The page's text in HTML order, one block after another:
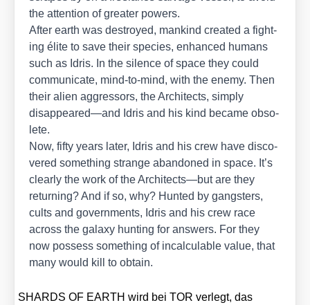
the atten­ti­on of grea­ter powers.
After earth was des­troy­ed, man­kind crea­ted a fight­
ing éli­te to save their spe­ci­es, enhan­ced humans
such as Idris. In the silence of space they could
com­mu­ni­ca­te, mind-to-mind, with the ene­my. Then
their ali­en aggres­sors, the Archi­tects, sim­ply
disappeared—and Idris and his kind beca­me obso­
le­te.
Now, fif­ty years later, Idris and his crew have dis­co­
ver­ed some­thing stran­ge aban­do­ned in space. It’s
cle­ar­ly the work of the Architects—but are they
retur­ning? And if so, why? Hun­ted by gangs­ters,
cults and govern­ments, Idris and his crew race
across the gala­xy hun­ting for ans­wers. For they
now pos­sess some­thing of incal­culable value, that
many would kill to obtain.
SHARDS OF EARTH wird bei TOR ver­legt, das